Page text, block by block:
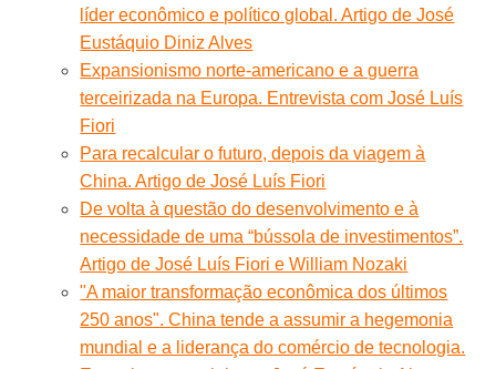
líder econômico e político global. Artigo de José
Eustáquio Diniz Alves
Expansionismo norte-americano e a guerra
terceirizada na Europa. Entrevista com José Luís
Fiori
Para recalcular o futuro, depois da viagem à
China. Artigo de José Luís Fiori
De volta à questão do desenvolvimento e à
necessidade de uma “bússola de investimentos”.
Artigo de José Luís Fiori e William Nozaki
"A maior transformação econômica dos últimos
250 anos". China tende a assumir a hegemonia
mundial e a liderança do comércio de tecnologia.